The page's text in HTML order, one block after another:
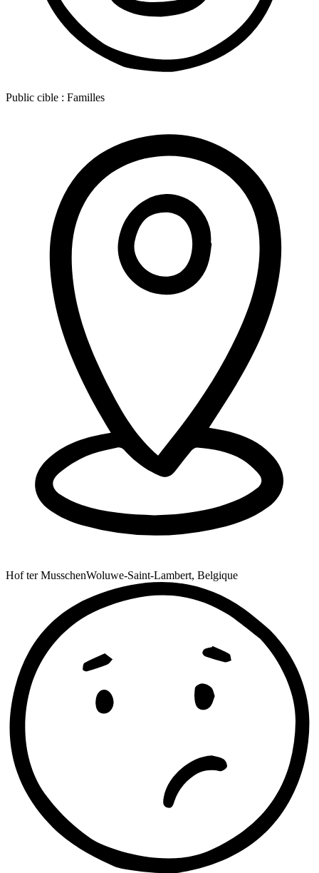
Public cible : Familles
Hof ter MusschenWoluwe-Saint-Lambert, Belgique